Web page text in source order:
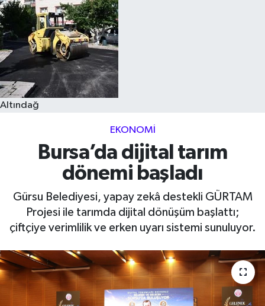
Altındağ
EKONOMI
Bursa’da dijital tarım
dönemi başladı
Gürsu Belediyesi, yapay zekâ destekli GÜRTAM
Projesi ile tarımda dijital dönüşüm başlattı;
çiftçiye verimlilik ve erken uyarı sistemi sunuluyor.